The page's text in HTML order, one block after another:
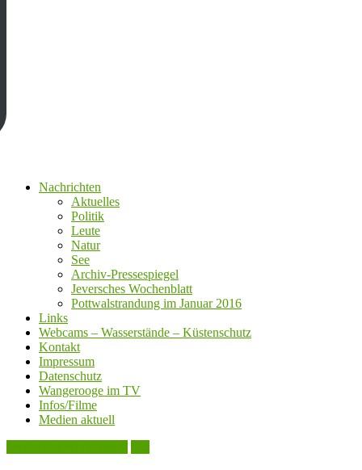
Nachrichten
Aktuelles
Politik
Leute
Natur
See
Archiv-Pressespiegel
Jeversches Wochenblatt
Pottwalstrandung im Januar 2016
Links
Webcams – Wasserstände – Küstenschutz
Kontakt
Impressum
Datenschutz
Wangerooge im TV
Infos/Filme
Medien aktuell